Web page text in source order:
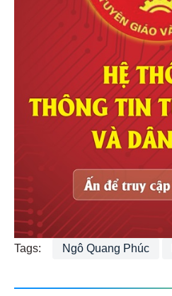
Tags: Ngô Quang Phúc